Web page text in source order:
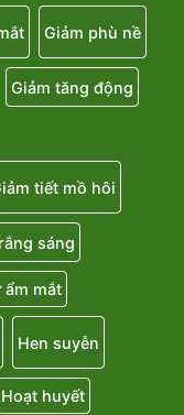
Giảm phù nề
Giảm tăng động
tiết mồ hôi
sáng
ẩm mắt
Hen suyễn
Hoạt huyết